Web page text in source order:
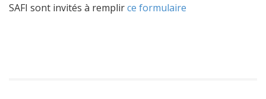
SAFI sont invités à remplirce formulaire